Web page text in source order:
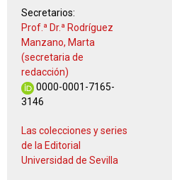
Secretarios:
Prof.ª Dr.ª Rodríguez
Manzano, Marta
(secretaria de
redacción)
0000-0001-7165-
3146
Las colecciones y series
de la Editorial
Universidad de Sevilla